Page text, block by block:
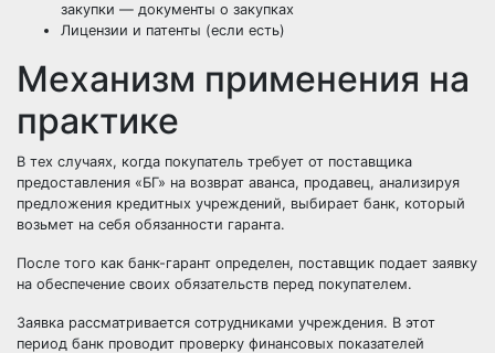
закупки — документы о закупках
Лицензии и патенты (если есть)
Механизм применения на
практике
В тех случаях, когда покупатель требует от поставщика
предоставления «БГ» на возврат аванса, продавец, анализируя
предложения кредитных учреждений, выбирает банк, который
возьмет на себя обязанности гаранта.
После того как банк-гарант определен, поставщик подает заявку
на обеспечение своих обязательств перед покупателем.
Заявка рассматривается сотрудниками учреждения. В этот
период банк проводит проверку финансовых показателей